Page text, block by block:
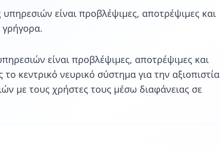
είναι προβλέψιμες, αποτρέψιμες και
γρήγορα.
είναι προβλέψιμες, αποτρέψιμες και
κεντρικό νευρικό σύστημα για την αξιοπιστία
με τους χρήστες τους μέσω διαφάνειας σε